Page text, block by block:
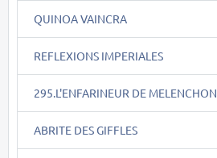
QUINOA VAINCRA
REFLEXIONS IMPERIALES
295.L'ENFARINEUR DE MELENCHON
ABRITE DES GIFFLES